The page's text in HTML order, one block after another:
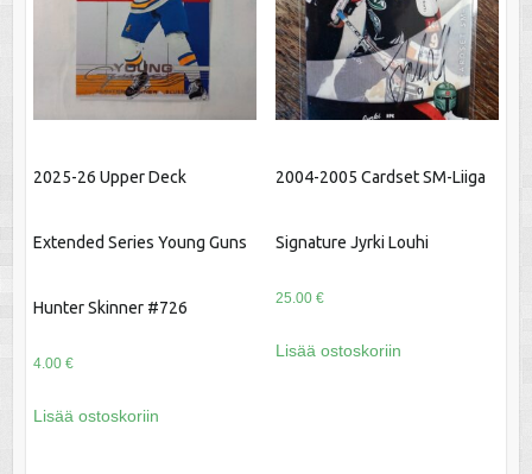
2025-26 Upper Deck
Extended Series Young Guns
Hunter Skinner #726
4.00 €
Lisää ostoskoriin
2004-2005 Cardset SM-Liiga
Signature Jyrki Louhi
25.00 €
Lisää ostoskoriin